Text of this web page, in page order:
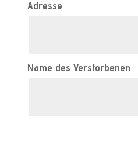
Adresse
Name des Verstorbenen